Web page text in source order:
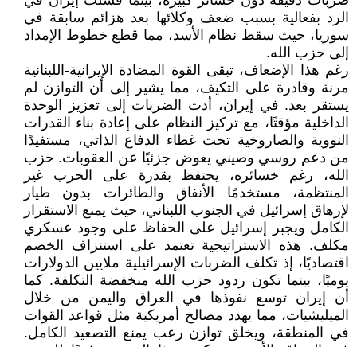
الرد بفعالية بسبب ضعف وكلائها بعد هزائم سابقة في
سوريا، حيث سقط نظام الأسد، مما قطع خطوط الإمداد
إلى حزب الله.
رغم هذا الإضعاف، تبقى القوة المضادة الإيرانية-اللبنانية
مرنة وقادرة على التكيف، مما يشير إلى أن التوازن لم
يستقر بعد. في إيران، أدت الضربات إلى تعزيز الوحدة
الداخلية مؤقتًا، مع تركيز النظام على إعادة بناء القدرات
النووية والصاروخية تحت غطاء الدفاع الذاتي، مستفيدًا
من دعم روسي وصيني يعوض جزئيًا عن العقوبات. حزب
الله، رغم خسائره، يحتفظ بقدرة على الحرب غير
المنتظمة، مستخدمًا الأنفاق والطائرات بدون طيار
لإرهاق إسرائيل في الجنوب اللبناني، حيث يمنع الاستقرار
الكامل ويجبر إسرائيل على الحفاظ على وجود عسكري
مكلف. هذه الاستراتيجية تعتمد على استنزاف الخصم
اقتصاديًا، إذ تكلف الضربات الإسرائيلية ملايين الدولارات
يوميًا، بينما تكون ردود حزب الله منخفضة التكلفة. كما
أن إيران توسع نفوذها في العراق واليمن من خلال
الميليشيات، مما يهدد مصالح أمريكية مثل قواعد القوات
في المنطقة، ويخلق توازن رعب يمنع التصعيد الكامل.